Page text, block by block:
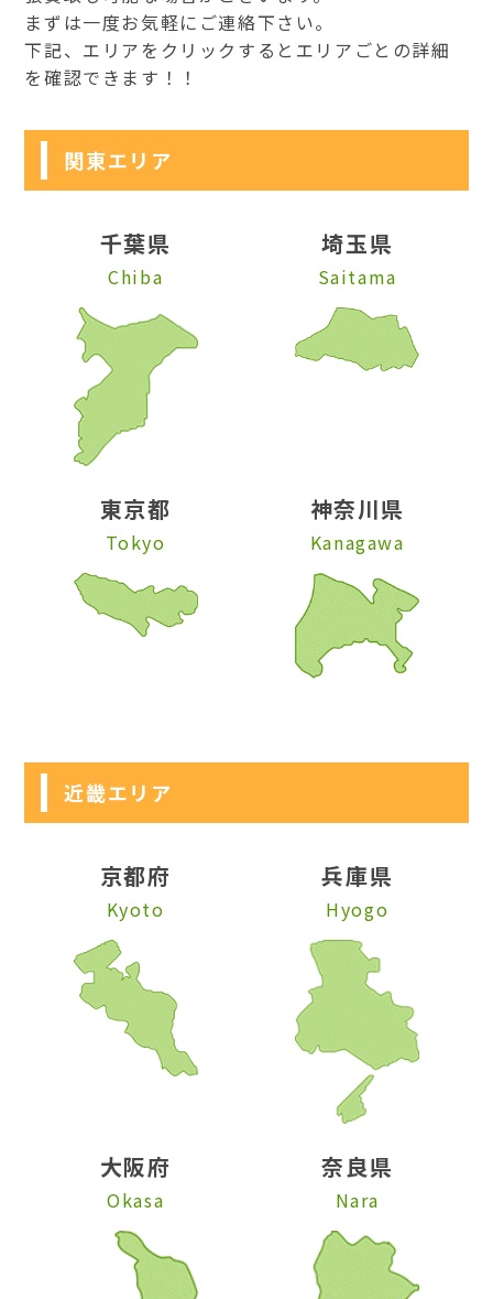
まずは一度お気軽にご連絡下さい。
下記、エリアをクリックするとエリアごとの詳細
を確認できます！！
関東エリア
千葉県
Chiba
埼玉県
Saitama
東京都
Tokyo
神奈川県
Kanagawa
近畿エリア
京都府
Kyoto
兵庫県
Hyogo
大阪府
Okasa
奈良県
Nara